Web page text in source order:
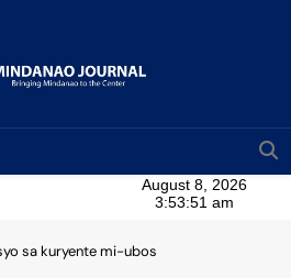
Journal
sa kuryente mi-ubos